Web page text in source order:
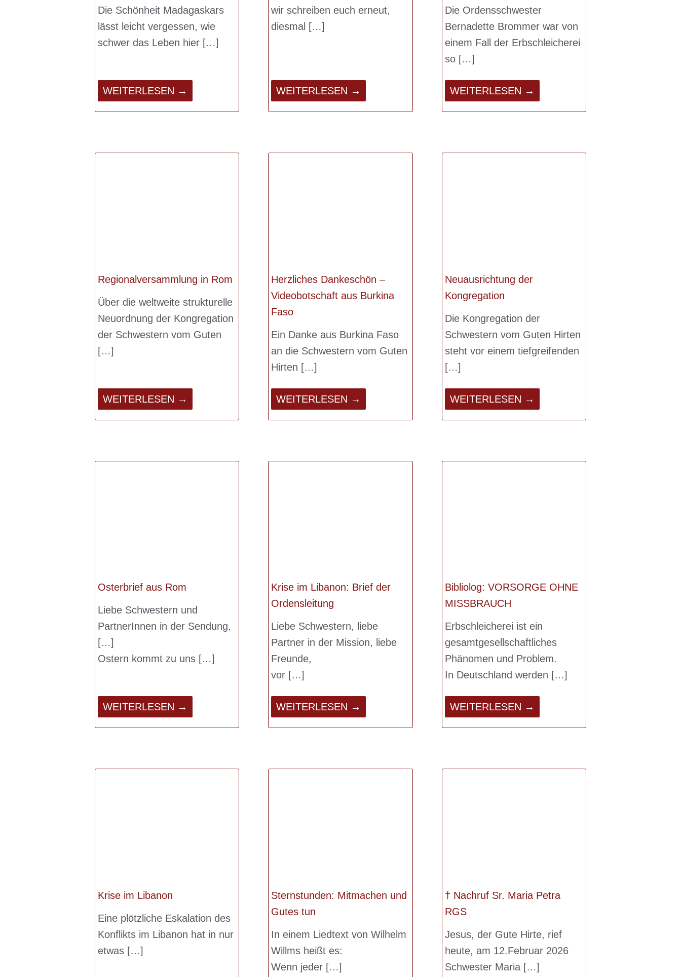
Die Schönheit Madagaskars
lässt leicht vergessen, wie
schwer das Leben hier
WEITERLESEN →
wir schreiben euch erneut,
diesmal
WEITERLESEN →
Die Ordensschwester
Bernadette Brommer war von
einem Fall der Erbschleicherei
so
WEITERLESEN →
Regionalversammlung in Rom
Über die weltweite strukturelle
Neuordnung der Kongregation
der Schwestern vom Guten
WEITERLESEN →
Herzliches Dankeschön –
Videobotschaft aus Burkina
Faso
Ein Danke aus Burkina Faso
an die Schwestern vom Guten
Hirten
WEITERLESEN →
Neuausrichtung der
Kongregation
Die Kongregation der
Schwestern vom Guten Hirten
steht vor einem tiefgreifenden
WEITERLESEN →
Osterbrief aus Rom
Liebe Schwestern und
PartnerInnen in der Sendung,
Ostern kommt zu uns
WEITERLESEN →
Krise im Libanon: Brief der
Ordensleitung
Liebe Schwestern, liebe
Partner in der Mission, liebe
Freunde,
vor
WEITERLESEN →
Bibliolog: VORSORGE OHNE
MISSBRAUCH
Erbschleicherei ist ein
gesamtgesellschaftliches
Phänomen und Problem.
In Deutschland werden
WEITERLESEN →
Krise im Libanon
Eine plötzliche Eskalation des
Konflikts im Libanon hat in nur
etwas
Sternstunden: Mitmachen und
Gutes tun
In einem Liedtext von Wilhelm
Willms heißt es:
Wenn jeder
† Nachruf Sr. Maria Petra
RGS
Jesus, der Gute Hirte, rief
heute, am 12.Februar 2026
Schwester Maria